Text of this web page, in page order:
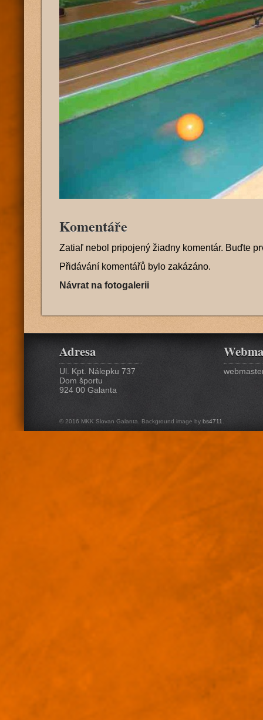
Komentáře
Zatiaľ nebol pripojený žiadny komentár. Buďte
Přidávání komentářů bylo zakázáno.
Návrat na fotogalerii
Adresa
Ul. Kpt. Nálepku 737
Dom športu
924 00 Galanta
© 2016 MKK Slovan Galanta. Background image by bs4711